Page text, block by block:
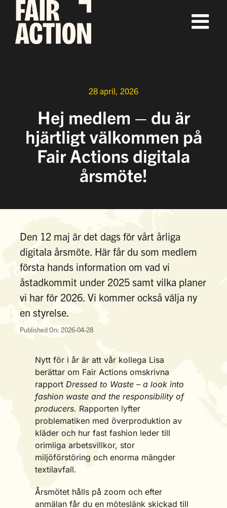
Fortsätt
innehållet
28 april, 2026
Hej medlem – du är
hjärtligt välkommen på
Fair Actions digitala
årsmöte!
Den 12 maj är det dags för vårt årliga
digitala årsmöte. Här får du som medlem
första hands information om vad vi
åstadkommit under 2025 samt vilka planer
vi har för 2026. Vi kommer också välja ny
en styrelse.
Published On: 2026-04-28
Nytt för i år är att vår kollega Lisa
berättar om Fair Actions omskrivna
rapport Dressed to Waste – a look into
fashion waste and the responsibility of
producers. Rapporten lyfter
problematiken med överproduktion av
kläder och hur fast fashion leder till
orimliga arbetsvillkor, stor
miljöförstöring och enorma mängder
textilavfall.
Årsmötet hålls på zoom och efter
anmälan får du en möteslänk skickad till